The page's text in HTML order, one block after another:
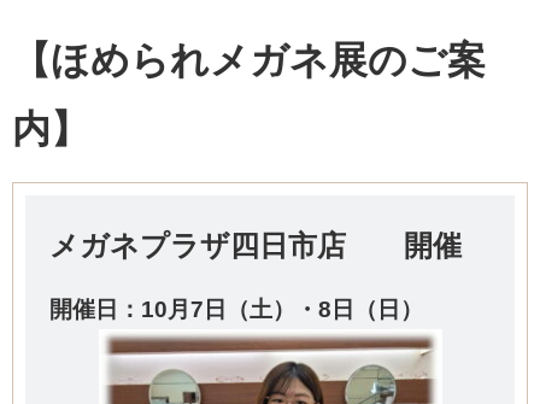
【ほめられメガネ展のご案
内】
メガネプラザ四日市店 開催
開催日：10月7日（土）・8日（日）